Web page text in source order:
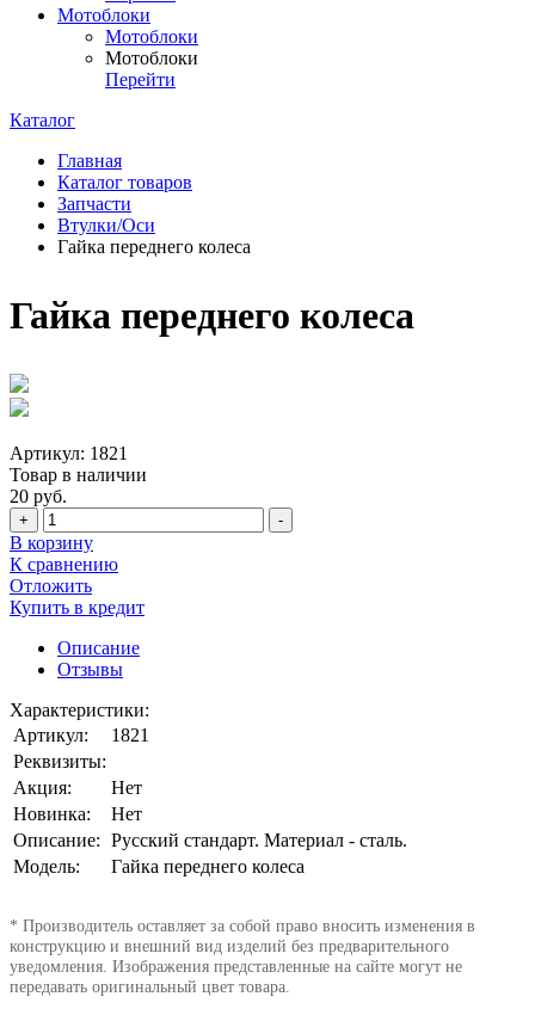
Мотоблоки
Мотоблоки
Мотоблоки
Перейти
Каталог
Главная
Каталог товаров
Запчасти
Втулки/Оси
Гайка переднего колеса
Гайка переднего колеса
Артикул: 1821
Товар в наличии
20 руб.
+ -
В корзину
К сравнению
Отложить
Купить в кредит
Описание
Отзывы
Характеристики:
Артикул:
1821
Реквизиты:
Акция:
Нет
Новинка:
Нет
Описание: Русский стандарт. Материал - сталь.
Модель:
Гайка переднего колеса
* Производитель оставляет за собой право вносить изменения в
конструкцию и внешний вид изделий без предварительного
уведомления. Изображения представленные на сайте могут не
передавать оригинальный цвет товара.